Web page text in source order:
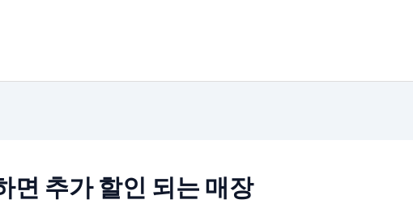
면 추가 할인 되는 매장